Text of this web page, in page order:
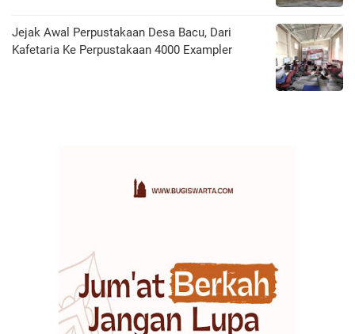
Jejak Awal Perpustakaan Desa Bacu, Dari
Kafetaria Ke Perpustakaan 4000 Exampler